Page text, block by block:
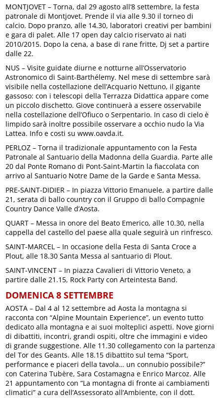
MONTJOVET – Torna, dal 29 agosto all’8 settembre, la festa
patronale di Montjovet. Prende il via alle 9.30 il torneo di
calcio. Dopo pranzo, alle 14.30, laboratori creativi per bambini
e gara di palet. Alle 17 open day calcio riservato ai nati
2010/2015. Dopo la cena, a base di rane fritte, Dj set a partire
dalle 22.
NUS – Visite guidate diurne e notturne all’Osservatorio
Astronomico di Saint-Barthélemy. Nel mese di settembre sarà
visibile nella costellazione dell’Acquario Nettuno, il gigante
gassoso: con i telescopi della Terrazza Didattica appare come
un piccolo dischetto. Giove continuerà a essere osservabile
nella costellazione dell’Ofiuco o Serpentario. In caso di cielo è
limpido sarà inoltre possibile osservare a occhio nudo la Via
Lattea. Info e costi su www.oavda.it.
PERLOZ – Torna il tradizionale appuntamento con la Festa
Patronale al Santuario della Madonna della Guardia. Parte alle
20 dal Ponte Romano di Pont-Saint-Martin la fiaccolata con
arrivo al Santuario Notre Dame de la Garde e Santa Messa.
PRE-SAINT-DIDIER – In piazza Vittorio Emanuele, a partire dalle
21, serata di ballo country con il Gruppo di ballo Compagnie
Country Dance Valle d’Aosta.
QUART – Messa in onore del Beato Emerico, alle 10.30, nella
cappella del castello del paese alla quale seguirà un rinfresco.
SAINT-MARCEL – In occasione della Festa di Santa Croce a
Plout, alle 18.30 Santa Messa al santuario di Plout.
SAINT-VINCENT – In piazza Cavalieri di Vittorio Veneto, a
partire dalle 21.15, Rock Party con Arteintesta Band.
DOMENICA 8 SETTEMBRE
AOSTA – Dal 4 al 12 settembre ad Aosta la montagna si
racconta con “Alpine Mountain Experience”, un evento tutto
dedicato alla montagna e ai suoi molteplici aspetti. Nove giorni
di dibattiti, incontri, grandi ospiti, oltre che immagini e video
di grande suggestione. Alle 11.30 collegamento con la partenza
del Tor des Geants. Alle 18.15 dibattito sul tema “Sport,
performance e piaceri della tavola… un connubio possibile?”
con Caterina Tubère, Sara Costamagna e Enrico Marcoz. Alle
21 appuntamento con “La montagna di fronte ai cambiamenti
climatici” a cura dell’Assessorato all’Ambiente, con il dott.